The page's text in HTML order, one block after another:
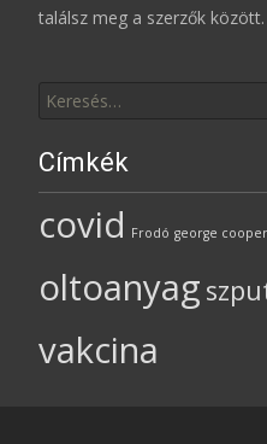
találsz meg a szerzők között.
erre:
Címkék
covid Frodó george cooper
oltoanyag
vakcina